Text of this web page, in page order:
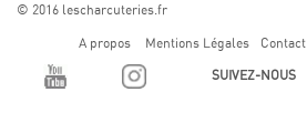
© 2016 lescharcuteries.fr
A propos Mentions Légales Contact
SUIVEZ-NOUS